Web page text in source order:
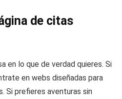
de citas
en lo que de verdad quieres. Si
en webs diseñadas para
Si prefieres aventuras sin